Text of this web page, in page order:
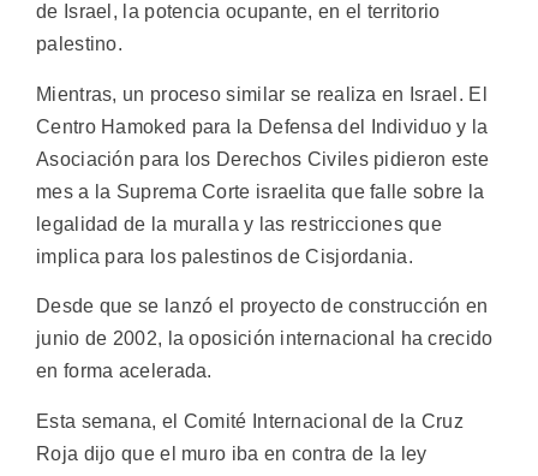
de Israel, la potencia ocupante, en el territorio
palestino.
Mientras, un proceso similar se realiza en Israel. El
Centro Hamoked para la Defensa del Individuo y la
Asociación para los Derechos Civiles pidieron este
mes a la Suprema Corte israelita que falle sobre la
legalidad de la muralla y las restricciones que
implica para los palestinos de Cisjordania.
Desde que se lanzó el proyecto de construcción en
junio de 2002, la oposición internacional ha crecido
en forma acelerada.
Esta semana, el Comité Internacional de la Cruz
Roja dijo que el muro iba en contra de la ley